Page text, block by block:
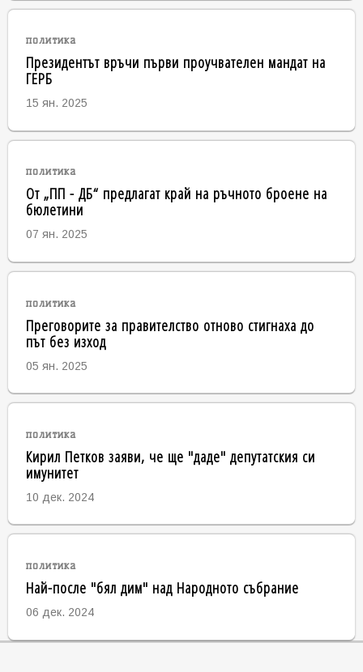
политика
Президентът връчи първи проучвателен мандат на
ГЕРБ
15 ян. 2025
политика
От „ПП - ДБ“ предлагат край на ръчното броене на
бюлетини
07 ян. 2025
политика
Преговорите за правителство отново стигнаха до
път без изход
05 ян. 2025
политика
Кирил Петков заяви, че ще "даде" депутатския си
имунитет
10 дек. 2024
политика
Най-после "бял дим" над Народното събрание
06 дек. 2024